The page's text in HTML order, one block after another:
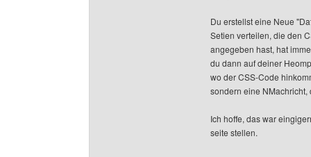
Du erstellst eine Neue
Setien verteilen, die den
angegeben hast, hat
du dann auf deiner
wo der CSS-Code
sondern eine
Ich hoffe, das war
seite stellen.